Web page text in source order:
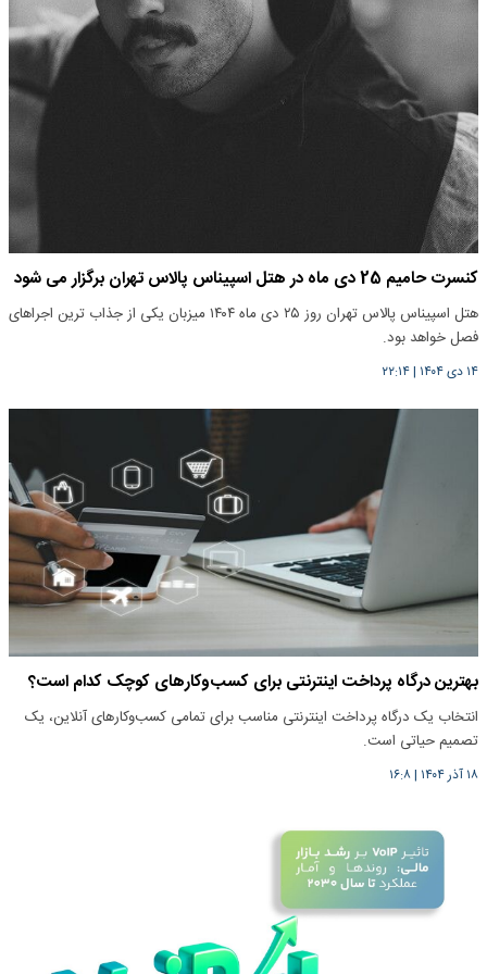
کنسرت حامیم 25 دی ماه در هتل اسپیناس پالاس تهران برگزار می شود
هتل اسپیناس پالاس تهران روز ۲۵ دی‌ ماه ۱۴۰۴ میزبان یکی از جذاب‌ ترین اجراهای
فصل خواهد بود.
۱۴ دی ۱۴۰۴ |۲۲:۱۴
بهترین درگاه پرداخت اینترنتی برای کسب‌وکارهای کوچک کدام است؟
انتخاب یک درگاه پرداخت اینترنتی مناسب برای تمامی کسب‌وکارهای آنلاین، یک
تصمیم حیاتی است.
۱۸ آذر ۱۴۰۴ |۱۶:۸